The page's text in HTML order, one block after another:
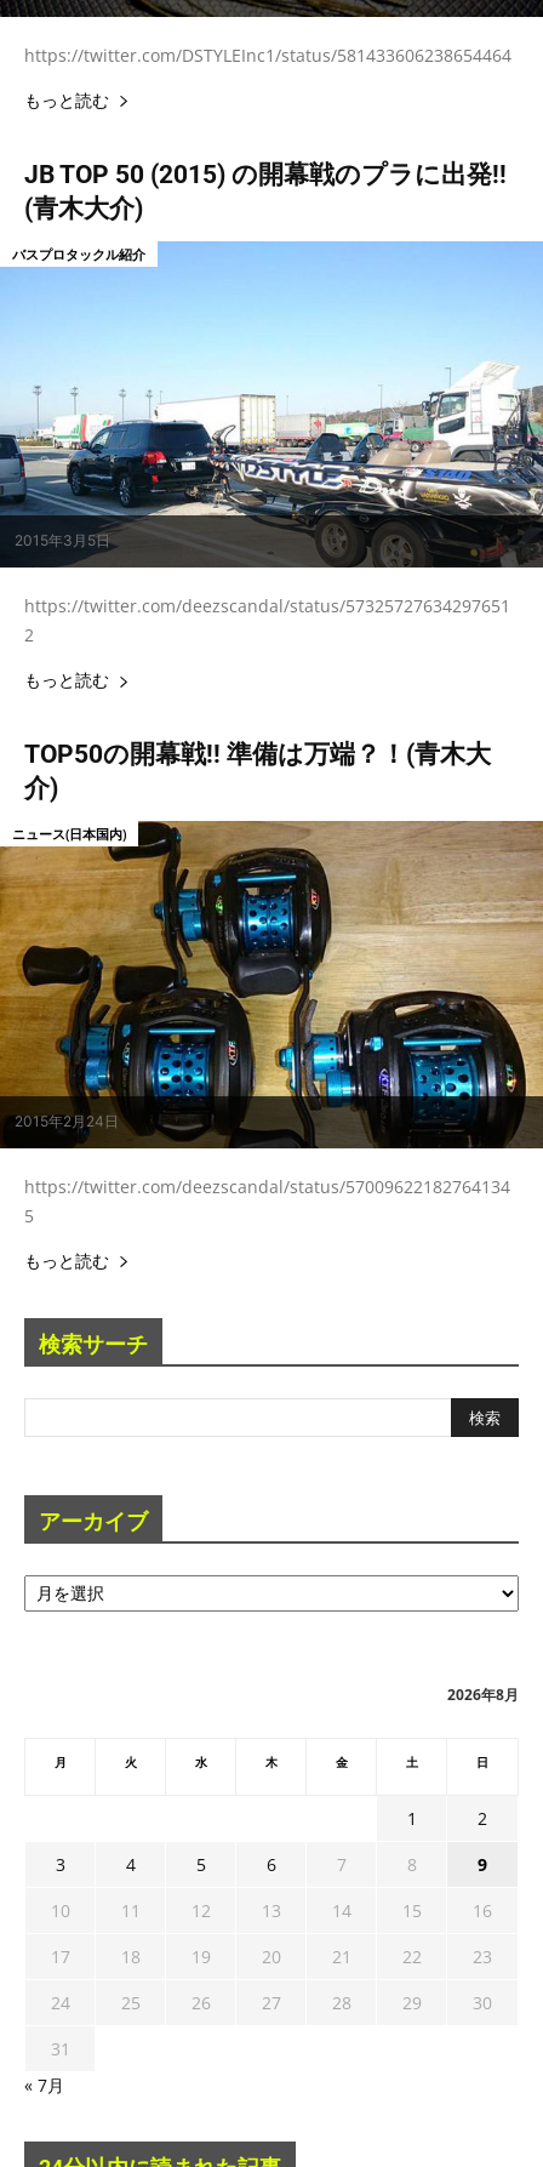
https://twitter.com/DSTYLEInc1/status/581433606238654464
もっと読む
JB TOP 50 (2015) の開幕戦のプラに出発!!
(青木大介)
2015年3月5日
バスプロタックル紹介
https://twitter.com/deezscandal/status/57325727634297651
2
もっと読む
TOP50の開幕戦!! 準備は万端？！(青木大
介)
2015年2月24日
ニュース(日本国内)
https://twitter.com/deezscandal/status/57009622182764134
5
もっと読む
検索サーチ
アーカイブ
ア
ー
2026年8月
月 火 水 木 金 土 日
1
2
3
4 5 6 7 8
9
10
11 12 13 14 15
16
17
18 19 20 21 22
23
24
25 26 27 28 29
30
31
« 7月